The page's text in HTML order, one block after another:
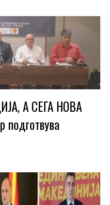
А СЕГА НОВА
подготвува